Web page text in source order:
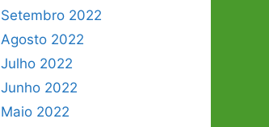
Setembro 2022
Agosto 2022
Julho 2022
Junho 2022
Maio 2022